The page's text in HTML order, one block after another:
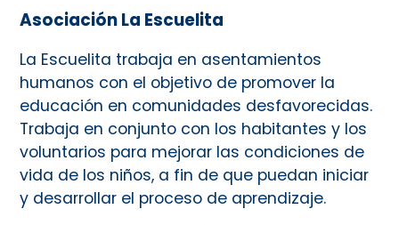
Asociación La Escuelita
La Escuelita trabaja en asentamientos
humanos con el objetivo de promover la
educación en comunidades desfavorecidas.
Trabaja en conjunto con los habitantes y los
voluntarios para mejorar las condiciones de
vida de los niños, a fin de que puedan iniciar
y desarrollar el proceso de aprendizaje.